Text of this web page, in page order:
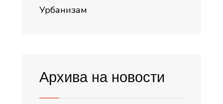
Урбанизам
Архива на новости